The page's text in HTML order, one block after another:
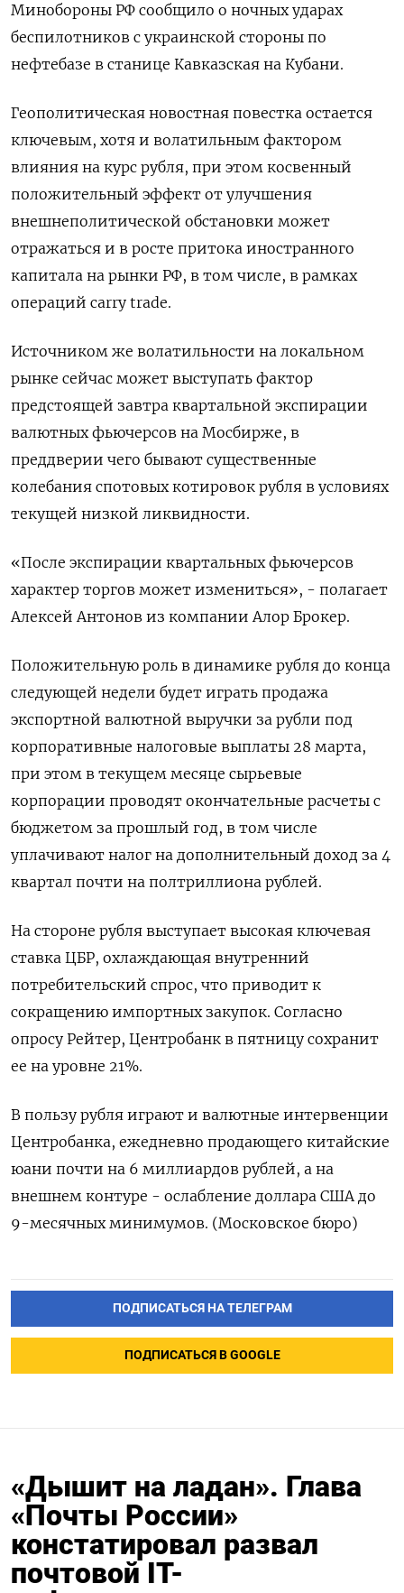
Минобороны РФ сообщило о ночных ударах
беспилотников с украинской стороны по
нефтебазе в станице Кавказская на Кубани.
Геополитическая новостная повестка остается
ключевым, хотя и волатильным фактором
влияния на курс рубля, при этом косвенный
положительный эффект от улучшения
внешнеполитической обстановки может
отражаться и в росте притока иностранного
капитала на рынки РФ, в том числе, в рамках
операций carry trade.
Источником же волатильности на локальном
рынке сейчас может выступать фактор
предстоящей завтра квартальной экспирации
валютных фьючерсов на Мосбирже, в
преддверии чего бывают существенные
колебания спотовых котировок рубля в условиях
текущей низкой ликвидности.
«После экспирации квартальных фьючерсов
характер торгов может измениться», - полагает
Алексей Антонов из компании Алор Брокер.
Положительную роль в динамике рубля до конца
следующей недели будет играть продажа
экспортной валютной выручки за рубли под
корпоративные налоговые выплаты 28 марта,
при этом в текущем месяце сырьевые
корпорации проводят окончательные расчеты с
бюджетом за прошлый год, в том числе
уплачивают налог на дополнительный доход за 4
квартал почти на полтриллиона рублей.
На стороне рубля выступает высокая ключевая
ставка ЦБР, охлаждающая внутренний
потребительский спрос, что приводит к
сокращению импортных закупок. Согласно
опросу Рейтер, Центробанк в пятницу сохранит
ее на уровне 21%.
В пользу рубля играют и валютные интервенции
Центробанка, ежедневно продающего китайские
юани почти на 6 миллиардов рублей, а на
внешнем контуре - ослабление доллара США до
9-месячных минимумов. (Московское бюро)
ПОДПИСАТЬСЯ НА ТЕЛЕГРАМ
ПОДПИСАТЬСЯ В GOOGLE
«Дышит на ладан». Глава
«Почты России»
констатировал развал
почтовой IT-